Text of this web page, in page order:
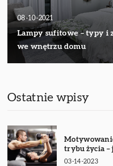
08-10-2021
Lampy sufitowe – typy i
we wnętrzu domu
Ostatnie wpisy
trybu życia –
03-14-2023